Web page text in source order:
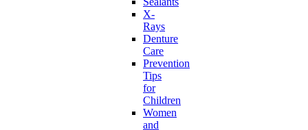
X-
Rays
Denture
Care
Prevention
Tips
for
Children
Women
and